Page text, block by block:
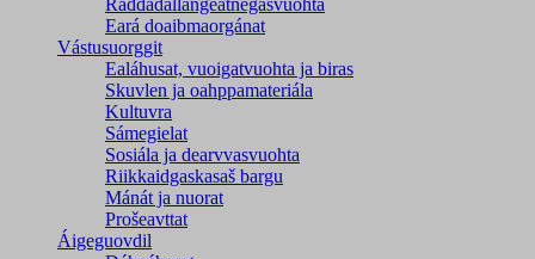
Ráđđádallangeatnegas­vuohta
Eará doaibmaorgánat
Vástusuorggit
Ealáhusat, vuoigatvuohta ja biras
Skuvlen ja oahppamateriála
Kultuvra
Sámegielat
Sosiála ja dearvvasvuohta
Riikkaidgaskasaš bargu
Mánát ja nuorat
Prošeavttat
Áigeguovdil